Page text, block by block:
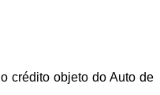
crédito objeto do Auto de